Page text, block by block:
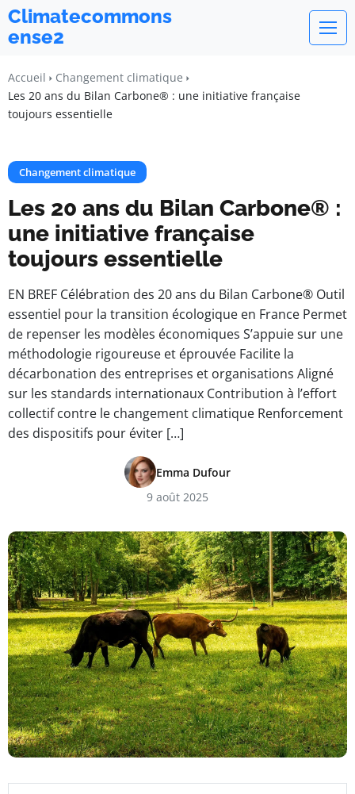
Climatecommons
ense2
Accueil
Changement climatique
Les 20 ans du Bilan Carbone® : une initiative française
toujours essentielle
Changement climatique
Les 20 ans du Bilan Carbone® :
une initiative française
toujours essentielle
EN BREF Célébration des 20 ans du Bilan Carbone® Outil
essentiel pour la transition écologique en France Permet
de repenser les modèles économiques S’appuie sur une
méthodologie rigoureuse et éprouvée Facilite la
décarbonation des entreprises et organisations Aligné
sur les standards internationaux Contribution à l’effort
collectif contre le changement climatique Renforcement
des dispositifs pour éviter […]
Emma Dufour
9 août 2025